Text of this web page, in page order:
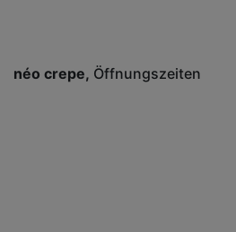
néo crepe Öffnungszeiten